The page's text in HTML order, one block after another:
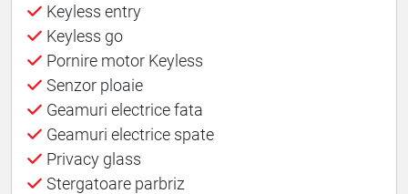
Keyless entry
Keyless go
Pornire motor Keyless
Senzor ploaie
Geamuri electrice fata
Geamuri electrice spate
Privacy glass
Stergatoare parbriz